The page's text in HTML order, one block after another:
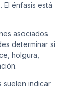
. El énfasis está
asociados
determinar si
holgura,
suelen indicar